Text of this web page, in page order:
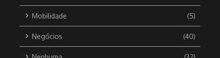
Mobilidade (5)
Negócios (40)